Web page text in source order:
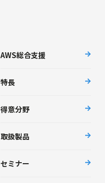
AWS総合支援
特長
得意分野
取扱製品
セミナー